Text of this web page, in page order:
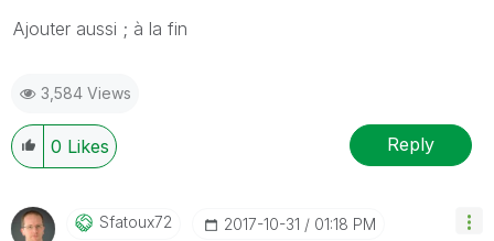
Ajouter aussi ; à la fin
3,584 Views
0 Likes Reply
Sfatoux72 ‎2017-10-31 01:18 PM